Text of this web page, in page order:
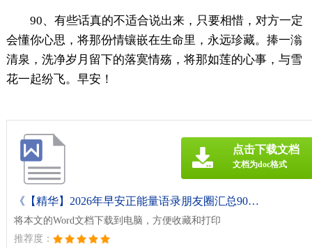
90、有些话真的不适合说出来，只要相惜，对方一定
会懂你心思，将那份情镶嵌在生命里，永远珍藏。捧一滃
清泉，洗净岁月留下的落寞情殇，将那如莲的心事，与雪
花一起纷飞。早安！
《【精华】2026年早安正能量语录朋友圈汇总90句.doc》
将本文的Word文档下载到电脑，方便收藏和打印
推荐度：
点击下载文档
文档为doc格式